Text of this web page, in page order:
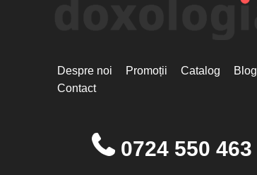
Despre noi Promoții Catalog
Blog
Contact
0724 550 463